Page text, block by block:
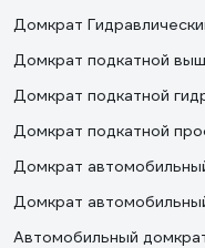
Домкрат
Домкрат подкатной
Домкрат подкатной
Домкрат подкатной
Домкрат
Домкрат
Автомобильный